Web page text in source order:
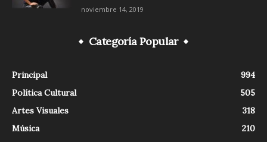
noviembre 14, 2019
Categoría Popular
Principal
994
Política Cultural
505
Artes Visuales
318
Música
210